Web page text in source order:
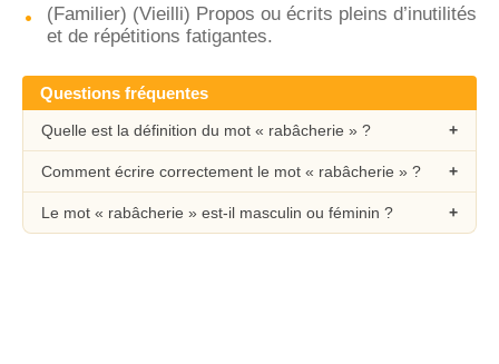
(Familier) (Vieilli) Propos ou écrits pleins d’inutilités
et de répétitions fatigantes.
Questions fréquentes
Quelle est la définition du mot « rabâcherie » ?
Comment écrire correctement le mot « rabâcherie » ?
Le mot « rabâcherie » est-il masculin ou féminin ?